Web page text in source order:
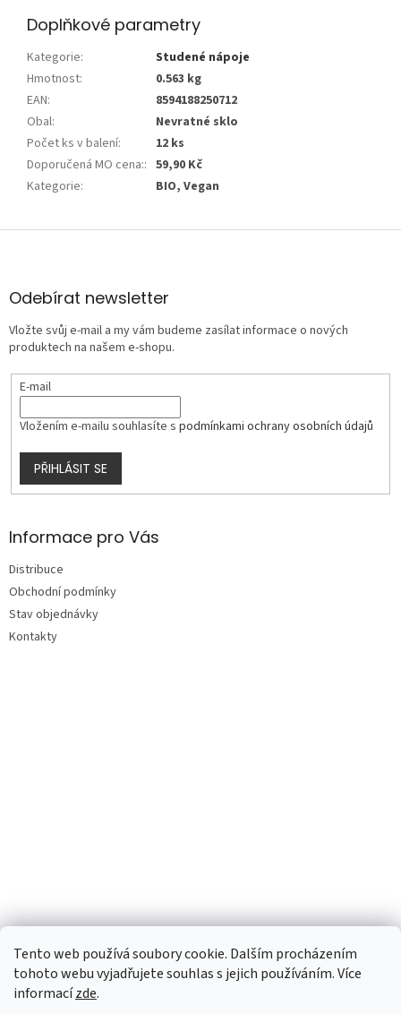
Tento web používá soubory cookie. Dalším procházením
tohoto webu vyjadřujete souhlas s jejich používáním. Více
informacízde.
Doplňkové parametry
Kategorie:
Studené nápoje
Hmotnost:
0.563 kg
EAN:
8594188250712
Obal:
Nevratné sklo
Počet ks v balení:
12 ks
Doporučená MO cena:: 59,90 Kč
Kategorie: BIO, Vegan
Z
aOdebírat newsletter
Vložte svůj e-mail a my vám budeme zasílat informace o nových
produktech na našem e-shopu.
E-mail
Vložením e-mailu souhlasíte s podmínkami ochrany osobních údajů
PŘIHLÁSIT SE
Informace pro Vás
Distribuce
Obchodní podmínky
Stav objednávky
Kontakty